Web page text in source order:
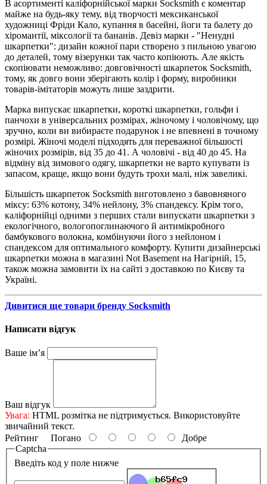
В асортименті каліфорнійської марки Socksmith є коментар
майже на будь-яку тему, від творчості мексиканської
художниці Фріди Кало, купання в басейні, йоги та балету до
хіромантії, міксології та бананів. Девіз марки - "Ненудні
шкарпетки": дизайн кожної пари створено з пильною увагою
до деталей, тому візерунки так часто копіюють. Але якість
скопіювати неможливо: довговічності шкарпеток Socksmith,
тому, як довго вони зберігають колір і форму, виробники
товарів-імітаторів можуть лише заздрити.
Марка випускає шкарпетки, короткі шкарпетки, гольфи і
панчохи в універсальних розмірах, жіночому і чоловічому, що
зручно, коли ви вибираєте подарунок і не впевнені в точному
розмірі. Жіночі моделі підходять для переважної більшості
жіночих розмірів, від 35 до 41. А чоловічі - від 40 до 45. На
відміну від зимового одягу, шкарпетки не варто купувати із
запасом, краще, якщо вони будуть трохи малі, ніж завеликі.
Більшість шкарпеток Socksmith виготовлено з бавовняного
міксу: 63% котону, 34% нейлону, 3% спандексу. Крім того,
каліфорнійці одними з перших стали випускати шкарпетки з
екологічного, вологопоглинаючого й антимікробного
бамбукового волокна, комбінуючи його з нейлоном і
спандексом для оптимального комфорту. Купити дизайнерські
шкарпетки можна в магазині Not Basement на Нагірній, 15,
також можна замовити їх на сайті з доставкою по Києву та
Україні.
Дивитися ще товари бренду Socksmith
Написати відгук
Ваше ім’я
Ваш відгук
Увага: HTML розмітка не підтримується. Використовуйте
звичайний текст.
Рейтинг Погано
Добре
Captcha
Введіть код у поле нижче